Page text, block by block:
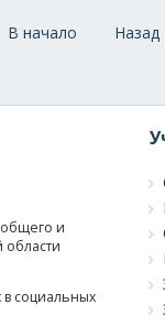
В начало Назад
общего и
социальных